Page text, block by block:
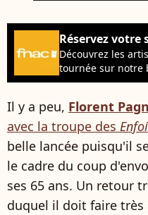
Réservez votre
Découvrez les
tournée sur notre
Il y a peu, Florent
avec la troupe des
belle lancée puisqu'il
le cadre du coup
ses 65 ans. Un retour
duquel il doit faire